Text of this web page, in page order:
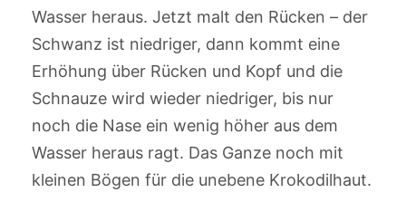
Wasser heraus. Jetzt malt den Rücken – der
Schwanz ist niedriger, dann kommt eine
Erhöhung über Rücken und Kopf und die
Schnauze wird wieder niedriger, bis nur
noch die Nase ein wenig höher aus dem
Wasser heraus ragt. Das Ganze noch mit
kleinen Bögen für die unebene Krokodilhaut.